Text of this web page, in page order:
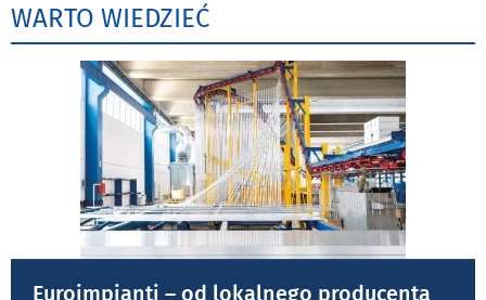
WARTO WIEDZIEĆ
Euroimpianti – od lokalnego producenta